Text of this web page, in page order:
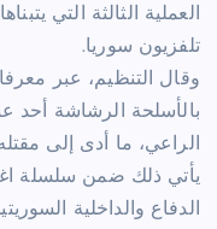
العملية الثالثة التي
تلفزيون سوريا.
وقال التنظيم، عبر
بالأسلحة الرشاشة أحد
الراعي، ما أدى إلى
يأتي ذلك ضمن سلسلة
الدفاع والداخلية